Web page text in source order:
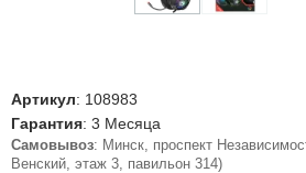
Артикул: 108983
Гарантия: 3 Месяца
Самовывоз: Минск, проспект
Венский, этаж 3, павильон 314)